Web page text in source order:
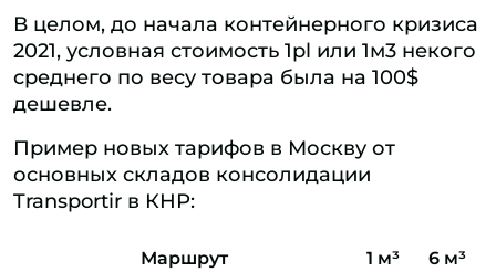
В целом, до начала контейнерного кризиса
2021, условная стоимость 1pl или 1м3 некого
среднего по весу товара была на 100$
дешевле.
Пример новых тарифов в Москву от
основных складов консолидации
Transportir в КНР:
Маршрут 1 м³ 6 м³